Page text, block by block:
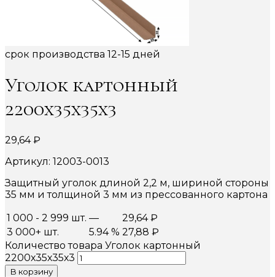
срок производства 12-15 дней
Уголок картонный
2200х35х35х3
29,64₽
Артикул: 12003-0013
Защитный уголок длиной 2,2 м, шириной стороны
35 мм и толщиной 3 мм из прессованного картона
1 000 - 2 999 шт. — 29,64₽
3 000+ шт.
5.94 % 27,88 ₽
Количество товара Уголок картонный
2200х35х35х3
В корзину